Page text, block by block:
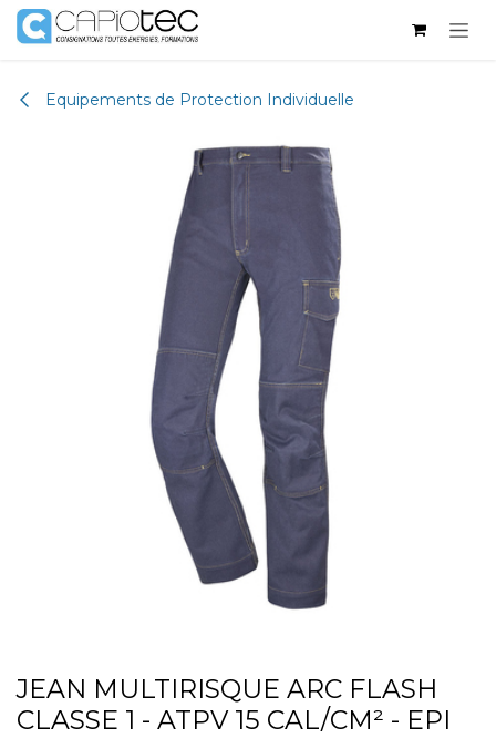
Se rendre au contenu
Equipements de Protection Individuelle
JEAN MULTIRISQUE ARC FLASH
CLASSE 1 - ATPV 15 CAL/CM² - EPI